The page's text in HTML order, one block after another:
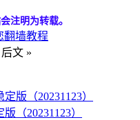
注明为转载。
翻墙教程
后文 »
（20231123）